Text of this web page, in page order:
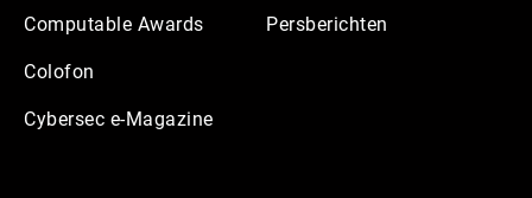
Computable Awards
Colofon
Cybersec e-Magazine
Persberichten